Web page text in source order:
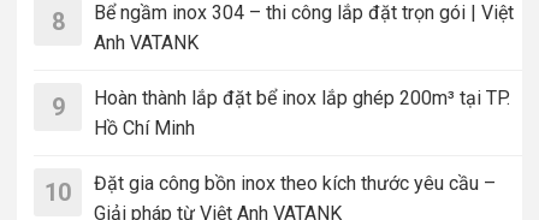
8
Bể ngầm inox 304 – thi công lắp đặt trọn gói | Việt
Anh VATANK
9
Hoàn thành lắp đặt bể inox lắp ghép 200m³ tại TP.
Hồ Chí Minh
10
Đặt gia công bồn inox theo kích thước yêu cầu –
Giải pháp từ Việt Anh VATANK